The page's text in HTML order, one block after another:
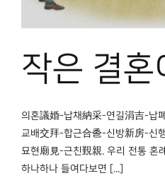
작은 결혼
의혼議婚-납채納采-연길涓吉-납
교배交拜-합근合巹-신방新房-신
묘현廟見-근친覲親. 우리 전통 혼
하나하나 들여다보면 [...]